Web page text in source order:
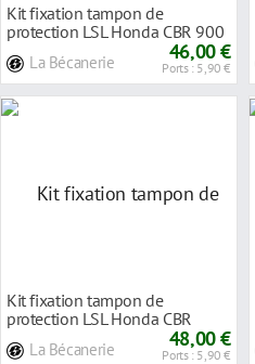
Kit fixation tampon de
protection LSL Honda CBR 900
La Bécanerie 46,00 €
Ports : 5,90 €
Kit fixation tampon de
protection LSL Honda CBR
La Bécanerie 48,00 €
Ports : 5,90 €